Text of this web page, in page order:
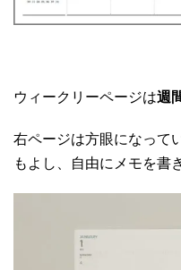
ウィークリーページは週
右ページは方眼になって
もよし、自由にメモを書